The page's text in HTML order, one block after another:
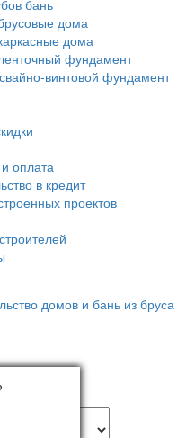
бань
дома
дома
фундамент
винтовой фундамент
оплата
в кредит
проектов